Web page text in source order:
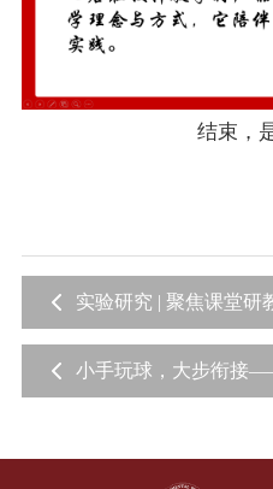
结束，是
实验研究 | 聚焦课堂研
小手玩球，大步衔接